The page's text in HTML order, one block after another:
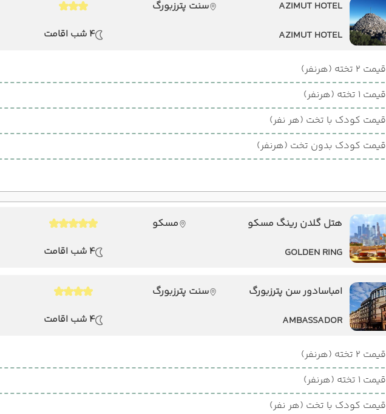
AZIMUT HOTEL
سنت پترزبورگ
AZIMUT HOTEL
4 شب اقامت
قیمت 2 تخته (هرنفر)
قیمت 1 تخته (هرنفر)
قیمت کودک با تخت (هر نفر)
قیمت کودک بدون تخت (هرنفر)
هتل گلدن رینگ مسکو
مسکو
GOLDEN RING
4 شب اقامت
امباسادور سن پترزبورگ
سنت پترزبورگ
AMBASSADOR
4 شب اقامت
قیمت 2 تخته (هرنفر)
قیمت 1 تخته (هرنفر)
قیمت کودک با تخت (هر نفر)